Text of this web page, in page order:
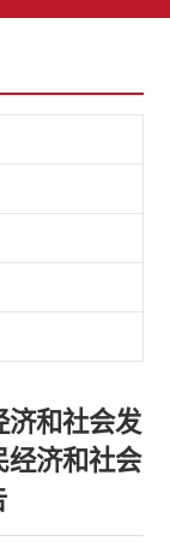
济和社会发
经济和社会